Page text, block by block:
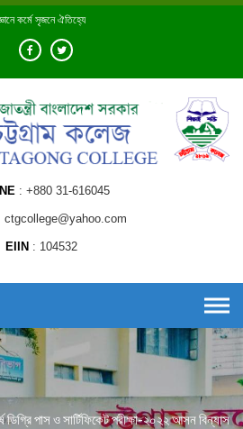
কর্মে সৃজনে ঐতিহ্যে
+880 31-616045
ctgcollege@yahoo.com
EIIN 104532
ডিগ্রি পাস ও সার্টিফিকেট পরীক্ষা-২০২২ আসন বিন্যাস